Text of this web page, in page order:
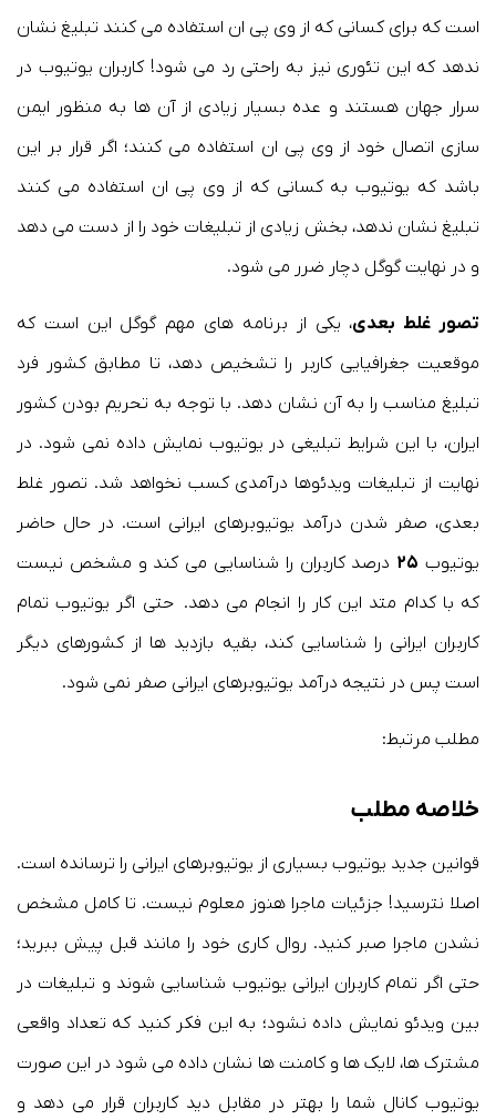
است که برای کسانی که از وی پی ان استفاده می کنند تبلیغ نشان
ندهد که این تئوری نیز به راحتی رد می شود! کاربران یوتیوب در
سرار جهان هستند و عده بسیار زیادی از آن ها به منظور ایمن
سازی اتصال خود از وی پی ان استفاده می کنند؛ اگر قرار بر این
باشد که یوتیوب به کسانی که از وی پی ان استفاده می کنند
تبلیغ نشان ندهد، بخش زیادی از تبلیغات خود را از دست می دهد
و در نهایت گوگل دچار ضرر می شود.
تصور غلط بعدی، یکی از برنامه های مهم گوگل این است که
موقعیت جغرافیایی کاربر را تشخیص دهد، تا مطابق کشور فرد
تبلیغ مناسب را به آن نشان دهد. با توجه به تحریم بودن کشور
ایران، با این شرایط تبلیغی در یوتیوب نمایش داده نمی شود. در
نهایت از تبلیغات ویدئوها درآمدی کسب نخواهد شد. تصور غلط
بعدی، صفر شدن درآمد یوتیوبرهای ایرانی است. در حال حاضر
یوتیوب ۲۵ درصد کاربران را شناسایی می کند و مشخص نیست
که با کدام متد این کار را انجام می دهد. حتی اگر یوتیوب تمام
کاربران ایرانی را شناسایی کند، بقیه بازدید ها از کشورهای دیگر
است پس در نتیجه درآمد یوتیوبرهای ایرانی صفر نمی شود.
مطلب مرتبط:
خلاصه مطلب
قوانین جدید یوتیوب بسیاری از یوتیوبرهای ایرانی را ترسانده است.
اصلا نترسید! جزئیات ماجرا هنوز معلوم نیست. تا کامل مشخص
نشدن ماجرا صبر کنید. روال کاری خود را مانند قبل پیش ببرید؛
حتی اگر تمام کاربران ایرانی یوتیوب شناسایی شوند و تبلیغات در
بین ویدئو نمایش داده نشود؛ به این فکر کنید که تعداد واقعی
مشترک ها، لایک ها و کامنت ها نشان داده می شود در این صورت
یوتیوب کانال شما را بهتر در مقابل دید کاربران قرار می دهد و